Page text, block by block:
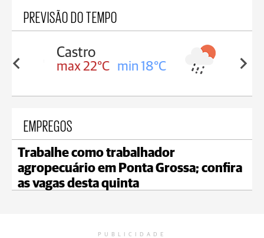
PREVISÃO DO TEMPO
18°C max 21°C min 18°C
EMPREGOS
Trabalhe como trabalhador
agropecuário em Ponta Grossa; confira
as vagas desta quinta
PUBLICIDADE